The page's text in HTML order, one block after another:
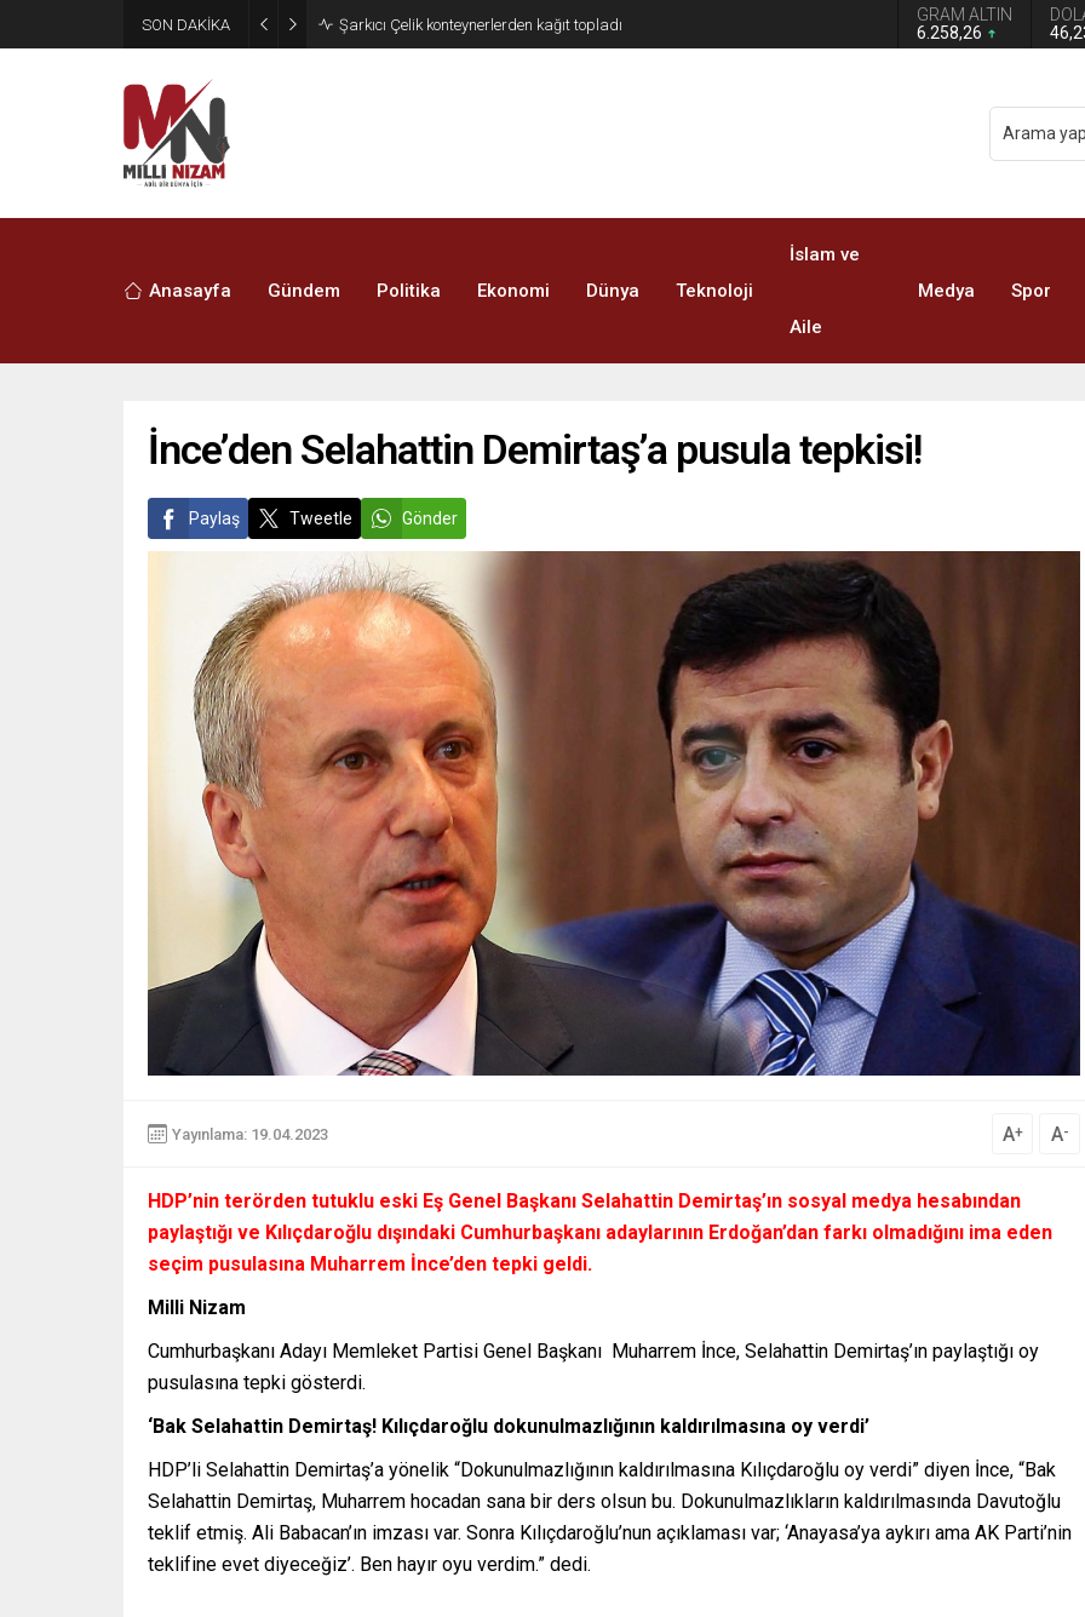
SON DAKİKA İran 2 ülkeyi birden vurdu
GRAM ALTIN
6.258,26
Anasayfa Gündem Politika Ekonomi Dünya Teknoloji
İslam ve
Aile
Medya Spor
İnce’den Selahattin Demirtaş’a pusula tepkisi!
Paylaş Tweetle Gönder
Yayınlama: 19.04.2023 A+ A-
HDP’nin terörden tutuklu eski Eş Genel Başkanı Selahattin Demirtaş’ın sosyal medya hesabından
paylaştığı ve Kılıçdaroğlu dışındaki Cumhurbaşkanı adaylarının Erdoğan’dan farkı olmadığını ima eden
seçim pusulasına Muharrem İnce’den tepki geldi.
Milli Nizam
Cumhurbaşkanı Adayı Memleket Partisi Genel Başkanı Muharrem İnce, Selahattin Demirtaş’ın paylaştığı oy
pusulasına tepki gösterdi.
‘Bak Selahattin Demirtaş! Kılıçdaroğlu dokunulmazlığının kaldırılmasına oy verdi’
HDP’li Selahattin Demirtaş’a yönelik “Dokunulmazlığının kaldırılmasına Kılıçdaroğlu oy verdi” diyen İnce, “Bak
Selahattin Demirtaş, Muharrem hocadan sana bir ders olsun bu. Dokunulmazlıkların kaldırılmasında Davutoğlu
teklif etmiş. Ali Babacan’ın imzası var. Sonra Kılıçdaroğlu’nun açıklaması var; ‘Anayasa’ya aykırı ama AK Parti’nin
teklifine evet diyeceğiz’. Ben hayır oyu verdim.” dedi.